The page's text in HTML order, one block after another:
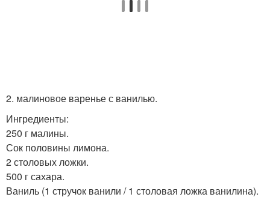
2. малиновое варенье с ванилью.
Ингредиенты:
250 г малины.
Сок половины лимона.
2 столовых ложки.
500 г сахара.
Ваниль (1 стручок ванили / 1 столовая ложка ванилина).